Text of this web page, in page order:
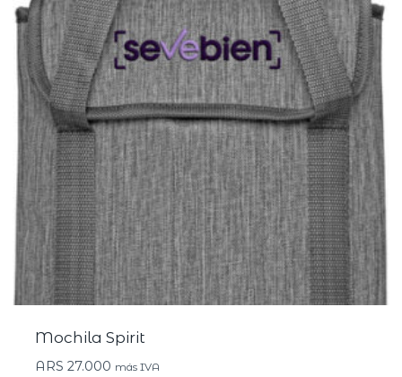
Mochila Spirit
ARS 27.000 más IVA